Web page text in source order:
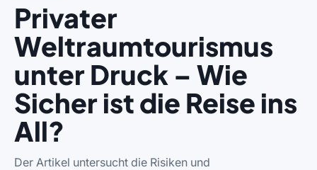
Privater
Weltraumtourismus
unter Druck – Wie
Sicher ist die Reise ins
All?
Der Artikel untersucht die Risiken und